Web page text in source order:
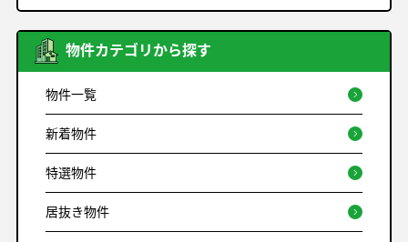
物件カテゴリから探す
物件一覧
新着物件
特選物件
居抜き物件